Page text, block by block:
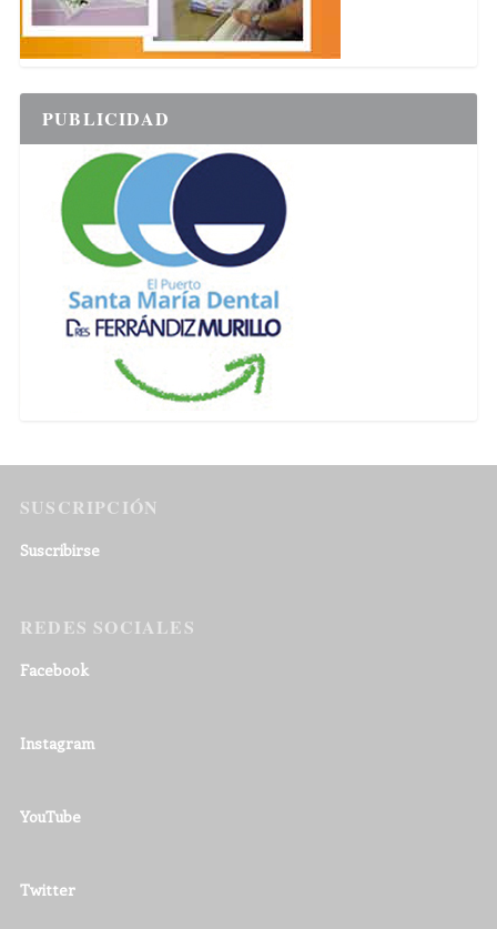
PUBLICIDAD
SUSCRIPCIÓN
Suscribirse
REDES SOCIALES
Facebook
Instagram
YouTube
Twitter